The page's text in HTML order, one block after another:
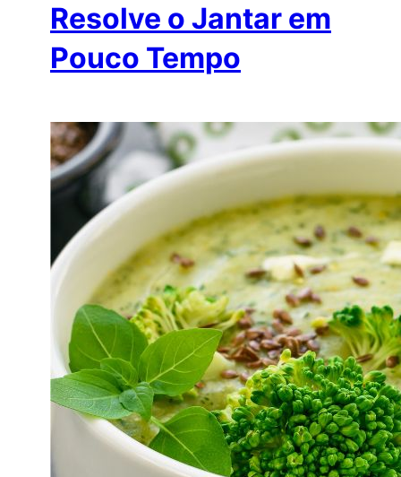
Resolve o Jantar em
Pouco Tempo